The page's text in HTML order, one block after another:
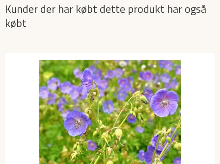
Kunder der har købt dette produkt har også
købt